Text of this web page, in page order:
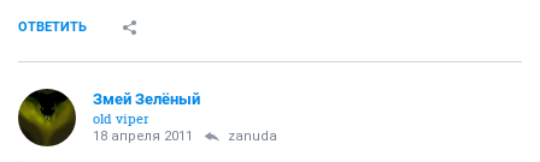
ОТВЕТИТЬ
Змей Зелёный
old viper
18 апреля 2011 zanuda